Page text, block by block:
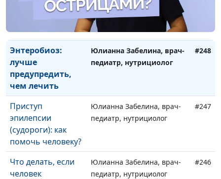
Рак кишечника:
профилактика
дешевле лечения
Юлианна Забелина, врач-
педиатр, нутрициолог
Энтеробиоз:
лучше
предупредить,
чем лечить
Юлианна Забелина, врач-
педиатр, нутрициолог
#248
Приступ
эпилепсии
(судороги): как
помочь человеку?
Юлианна Забелина, врач-
педиатр, нутрициолог
#247
Что делать, если
человек
Юлианна Забелина, врач-
педиатр, нутрициолог
#246